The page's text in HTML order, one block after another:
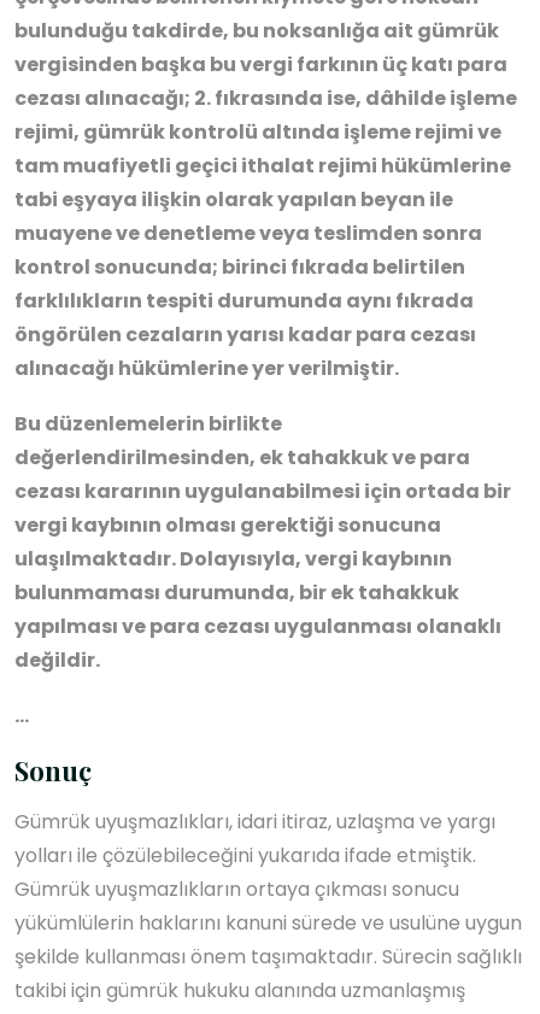
bulunduğu takdirde, bu noksanlığa ait gümrük
vergisinden başka bu vergi farkının üç katı para
cezası alınacağı; 2. fıkrasında ise, dâhilde işleme
rejimi, gümrük kontrolü altında işleme rejimi ve
tam muafiyetli geçici ithalat rejimi hükümlerine
tabi eşyaya ilişkin olarak yapılan beyan ile
muayene ve denetleme veya teslimden sonra
kontrol sonucunda; birinci fıkrada belirtilen
farklılıkların tespiti durumunda aynı fıkrada
öngörülen cezaların yarısı kadar para cezası
alınacağı hükümlerine yer verilmiştir.
Bu düzenlemelerin birlikte
değerlendirilmesinden, ek tahakkuk ve para
cezası kararının uygulanabilmesi için ortada bir
vergi kaybının olması gerektiği sonucuna
ulaşılmaktadır. Dolayısıyla, vergi kaybının
bulunmaması durumunda, bir ek tahakkuk
yapılması ve para cezası uygulanması olanaklı
değildir.
…
Sonuç
Gümrük uyuşmazlıkları, idari itiraz, uzlaşma ve yargı
yolları ile çözülebileceğini yukarıda ifade etmiştik.
Gümrük uyuşmazlıkların ortaya çıkması sonucu
yükümlülerin haklarını kanuni sürede ve usulüne uygun
şekilde kullanması önem taşımaktadır. Sürecin sağlıklı
takibi için gümrük hukuku alanında uzmanlaşmış